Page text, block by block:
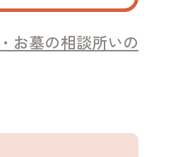
お墓の相談所いの